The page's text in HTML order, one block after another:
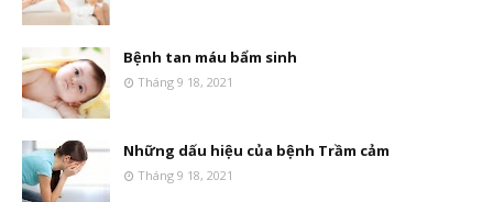
Bệnh tan máu bẩm sinh
Tháng 9 18, 2021
Những dấu hiệu của bệnh Trầm cảm
Tháng 9 18, 2021